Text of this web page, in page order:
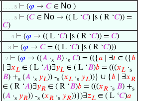
. . . . 5 ⊢ (𝜑 → 𝐶∈ No )
. . . . 5 ⊢ (𝐶∈ No → (( L ‘𝐶) |s ( R ‘𝐶)) =
𝐶)
. . . 4 ⊢ (𝜑 → (( L ‘𝐶) |s ( R ‘𝐶)) = 𝐶)
. . 3 ⊢ (𝜑 → 𝐶= (( L ‘𝐶) |s ( R ‘𝐶)))
. 2 ⊢ (𝜑 → ((𝐴 ·s 𝐵) ·s 𝐶) = (({𝑎 ∣ ∃𝑡 ∈ ({𝑏
∣ ∃𝑥𝐿 ∈ ( L ‘𝐴)∃𝑦𝐿 ∈ ( L ‘𝐵)𝑏 = (((𝑥𝐿 ·s
𝐵) +s (𝐴 ·s 𝑦𝐿)) -s (𝑥𝐿 ·s 𝑦𝐿))} ∪ {𝑏 ∣ ∃𝑥𝑅
∈ ( R ‘𝐴)∃𝑦𝑅 ∈ ( R ‘𝐵)𝑏 = (((𝑥𝑅 ·s 𝐵) +s
(𝐴 ·s 𝑦𝑅)) -s (𝑥𝑅 ·s 𝑦𝑅))})∃𝑧𝐿 ∈ ( L ‘𝐶)𝑎